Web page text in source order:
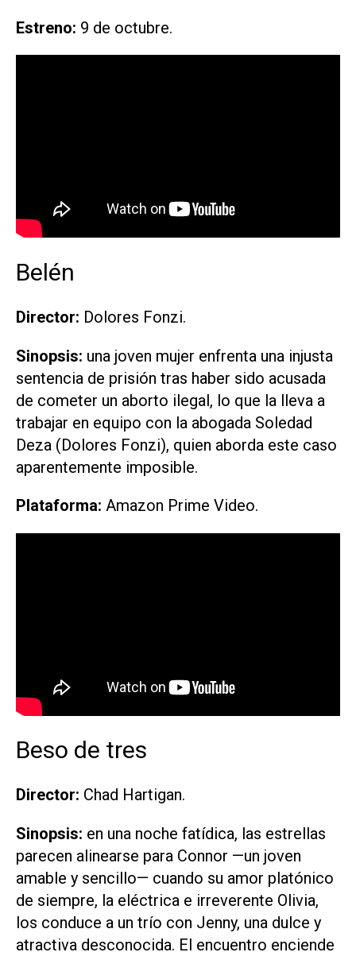
Estreno: 9 de octubre.
Belén
Director: Dolores Fonzi.
Sinopsis: una joven mujer enfrenta una injusta
sentencia de prisión tras haber sido acusada
de cometer un aborto ilegal, lo que la lleva a
trabajar en equipo con la abogada Soledad
Deza (Dolores Fonzi), quien aborda este caso
aparentemente imposible.
Plataforma: Amazon Prime Video.
Beso de tres
Director: Chad Hartigan.
Sinopsis: en una noche fatídica, las estrellas
parecen alinearse para Connor —un joven
amable y sencillo— cuando su amor platónico
de siempre, la eléctrica e irreverente Olivia,
los conduce a un trío con Jenny, una dulce y
atractiva desconocida. El encuentro enciende